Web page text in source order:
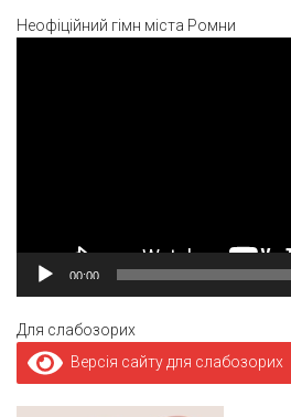
Неофіційний гімн міста Ромни
00:00
Для слабозорих
Версія сайту для слабозорих